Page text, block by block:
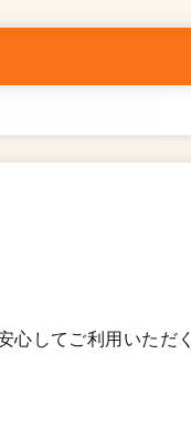
心してご利用いただ